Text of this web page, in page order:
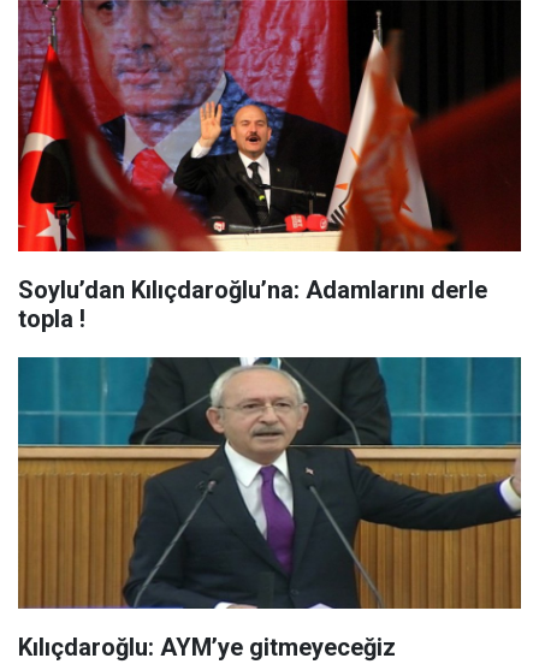
Soylu’dan Kılıçdaroğlu’na: Adamlarını derle
topla !
Kılıçdaroğlu: AYM’ye gitmeyeceğiz